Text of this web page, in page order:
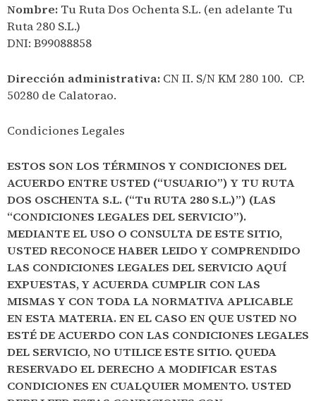
Nombre: Tu Ruta Dos Ochenta S.L. (en adelante Tu
Ruta 280 S.L.)
DNI: B99088858
Dirección administrativa: CN II. S/N KM 280 100. CP.
50280 de Calatorao.
Condiciones Legales
ESTOS SON LOS TÉRMINOS Y CONDICIONES DEL
ACUERDO ENTRE USTED (“USUARIO”) Y TU RUTA
DOS OSCHENTA S.L. (“Tu RUTA 280 S.L.)”) (LAS
“CONDICIONES LEGALES DEL SERVICIO”).
MEDIANTE EL USO O CONSULTA DE ESTE SITIO,
USTED RECONOCE HABER LEIDO Y COMPRENDIDO
LAS CONDICIONES LEGALES DEL SERVICIO AQUÍ
EXPUESTAS, Y ACUERDA CUMPLIR CON LAS
MISMAS Y CON TODA LA NORMATIVA APLICABLE
EN ESTA MATERIA. EN EL CASO EN QUE USTED NO
ESTÉ DE ACUERDO CON LAS CONDICIONES LEGALES
DEL SERVICIO, NO UTILICE ESTE SITIO. QUEDA
RESERVADO EL DERECHO A MODIFICAR ESTAS
CONDICIONES EN CUALQUIER MOMENTO. USTED